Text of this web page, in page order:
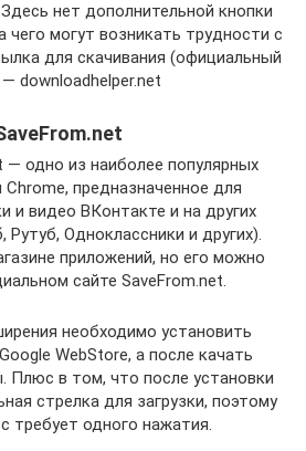
нет дополнительной кнопки
чего могут возникать трудности с
для скачивания (официальный
downloadhelper.net
— одно из наиболее популярных
предназначенное для
и видео ВКонтакте и на других
Одноклассники и других).
приложений, но его можно
сайте SaveFrom.net.
необходимо установить
WebStore, а после качать
Плюс в том, что после установки
стрелка для загрузки, поэтому
требует одного нажатия.